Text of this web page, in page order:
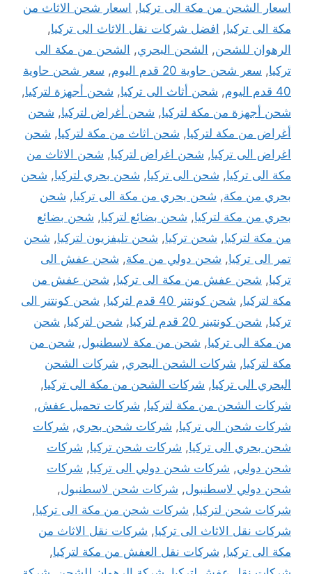
اسعار الشحن من مكة الى تركيا, اسعار شحن الاثاث من
مكة الى تركيا, افضل شركات نقل الاثاث الى تركيا,
الرهوان للشحن, الشحن البحري, الشحن من مكة الى
تركيا, سعر شحن حاوية 20 قدم اليوم , سعر شحن حاوية
40 قدم اليوم
, شحن أثاث الى تركيا, شحن أجهزة لتركيا,
شحن أجهزة من مكة لتركيا, شحن أغراض لتركيا, شحن
أغراض من مكة لتركيا, شحن اثاث من مكة لتركيا, شحن
اغراض الى تركيا, شحن اغراض لتركيا, شحن الاثاث من
مكة الى تركيا, شحن الى تركيا, شحن بحري لتركيا, شحن
بحري من مكة, شحن بحري من مكة الى تركيا, شحن
بحري من مكة لتركيا, شحن بضائع لتركيا, شحن بضائع
من مكة لتركيا, شحن تركيا, شحن تليفزيون لتركيا, شحن
تمر الى تركيا, شحن دولي من مكة, شحن عفش الى
تركيا, شحن عفش من مكة الى تركيا, شحن عفش من
مكة لتركيا, شحن كونتنر 40 قدم لتركيا , شحن كونتنر الى
تركيا, شحن كونتينر 20 قدم لتركيا , شحن لتركيا, شحن
من مكة الى تركيا, شحن من مكة لاسطنبول, شحن من
مكة لتركيا, شركات الشحن البحري, شركات الشحن
البحري الى تركيا, شركات الشحن من مكة الى تركيا,
شركات الشحن من مكة لتركيا, شركات تحميل عفش,
شركات شحن الى تركيا, شركات شحن بحري, شركات
شحن بحري الى تركيا, شركات شحن تركيا, شركات
شحن دولي, شركات شحن دولي الى تركيا, شركات
شحن دولي لاسطنبول, شركات شحن لاسطنبول,
شركات شحن لتركيا, شركات شحن من مكة الى تركيا,
شركات نقل الاثاث الى تركيا, شركات نقل الاثاث من
مكة الى تركيا, شركات نقل العفش من مكة لتركيا,